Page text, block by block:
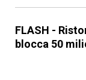
FLASH -
blocca 50